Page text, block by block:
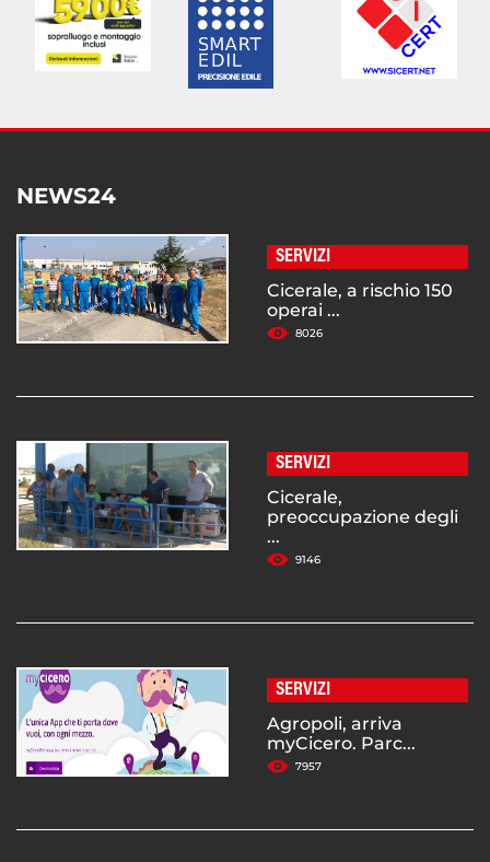
NEWS24
SERVIZI
Cicerale, a rischio 150
operai ...
8026
SERVIZI
Cicerale,
preoccupazione degli
...
9146
SERVIZI
Agropoli, arriva
myCicero. Parc...
7957